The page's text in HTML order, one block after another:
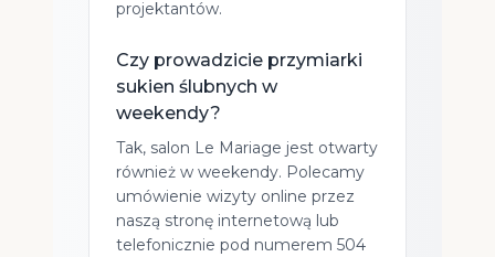
projektantów.
Czy prowadzicie przymiarki
sukien ślubnych w
weekendy?
Tak, salon Le Mariage jest otwarty
również w weekendy. Polecamy
umówienie wizyty online przez
naszą stronę internetową lub
telefonicznie pod numerem 504